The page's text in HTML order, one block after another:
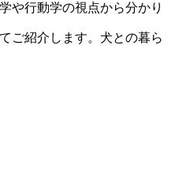
や行動学の視点から分かり
ご紹介します。犬との暮ら